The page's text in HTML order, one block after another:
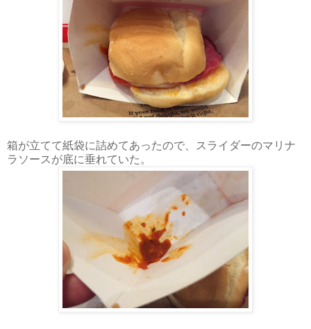
箱が立てて紙袋に詰めてあったので、スライダーのマリナ
ラソースが底に垂れていた。